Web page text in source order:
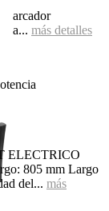
más detalles
ELECTRICO
805 mm Largo
del... más